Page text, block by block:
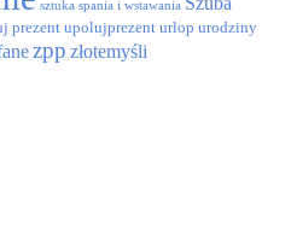
sztuka spania i wstawania
prezentupolujprezent urlop urodziny
zpp złotemyśli